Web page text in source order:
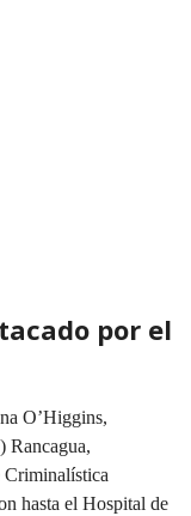
por el
O’Higgins,
Rancagua,
Criminalística
hasta el Hospital de